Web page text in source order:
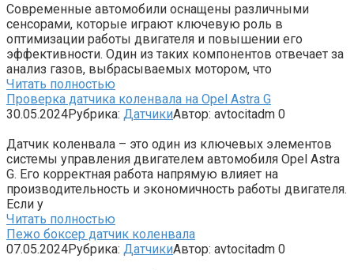
Современные автомобили оснащены различными
сенсорами, которые играют ключевую роль в
оптимизации работы двигателя и повышении его
эффективности. Один из таких компонентов отвечает за
анализ газов, выбрасываемых мотором, что
Читать полностью
Проверка датчика коленвала на Opel Astra G
30.05.2024Рубрика: ДатчикиАвтор: avtocitadm 0
Датчик коленвала – это один из ключевых элементов
системы управления двигателем автомобиля Opel Astra
G. Его корректная работа напрямую влияет на
производительность и экономичность работы двигателя.
Если у
Читать полностью
Пежо боксер датчик коленвала
07.05.2024Рубрика: ДатчикиАвтор: avtocitadm 0